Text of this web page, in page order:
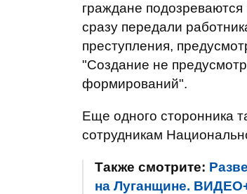
граждане
сразу передали
преступления,
"Создание не
формирований".
Еще одного сторонника
сотрудникам
Также смотрите:
на Луганщине.